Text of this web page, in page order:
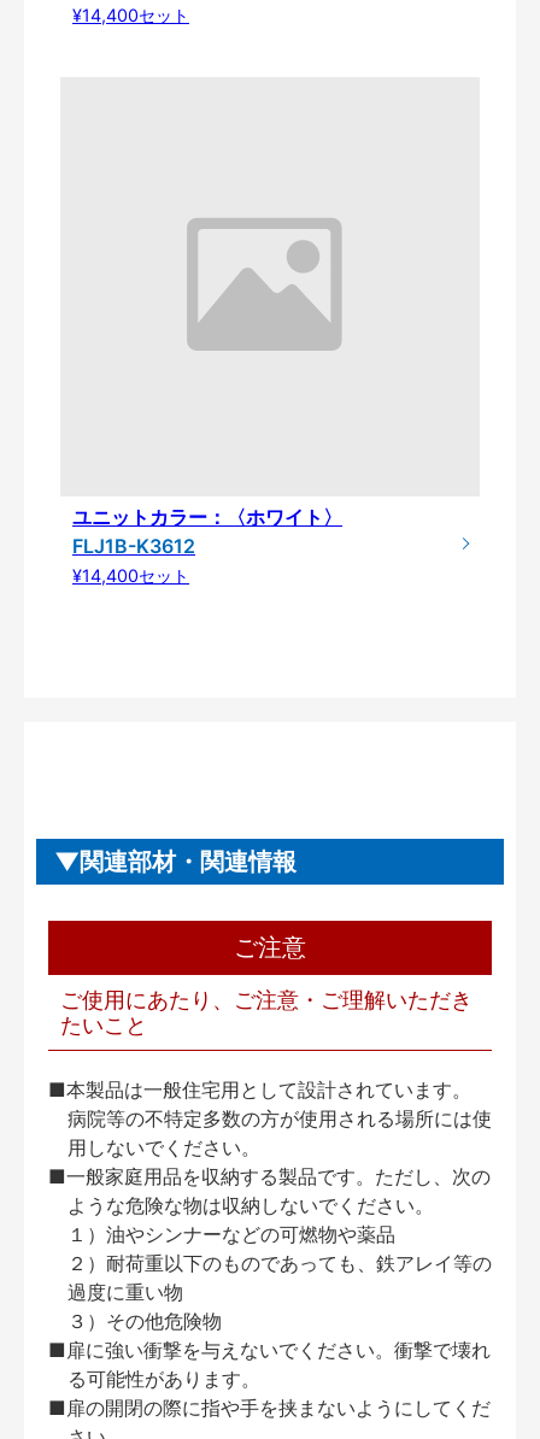
¥14,400セット
ユニットカラー：〈ホワイト〉
FLJ1B-K3612
¥14,400セット
関連部材・関連情報
ご注意
ご使用にあたり、ご注意・ご理解いただき
たいこと
■本製品は一般住宅用として設計されています。
病院等の不特定多数の方が使用される場所には使
用しないでください。
■一般家庭用品を収納する製品です。ただし、次の
ような危険な物は収納しないでください。
１）油やシンナーなどの可燃物や薬品
２）耐荷重以下のものであっても、鉄アレイ等の
過度に重い物
３）その他危険物
■扉に強い衝撃を与えないでください。衝撃で壊れ
る可能性があります。
■扉の開閉の際に指や手を挟まないようにしてくだ